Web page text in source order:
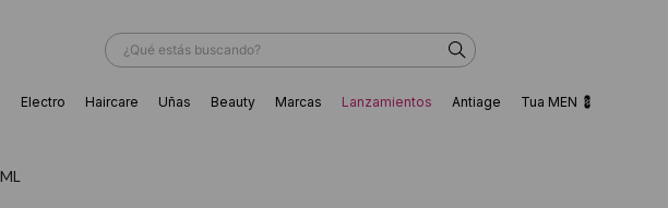
¿Qué estás buscando?
Electro Haircare Uñas Beauty Marcas Lanzamientos Antiage Tua MEN 💈